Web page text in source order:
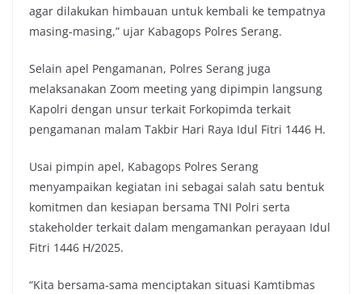
agar dilakukan himbauan untuk kembali ke tempatnya
masing-masing,” ujar Kabagops Polres Serang.
Selain apel Pengamanan, Polres Serang juga
melaksanakan Zoom meeting yang dipimpin langsung
Kapolri dengan unsur terkait Forkopimda terkait
pengamanan malam Takbir Hari Raya Idul Fitri 1446 H.
Usai pimpin apel, Kabagops Polres Serang
menyampaikan kegiatan ini sebagai salah satu bentuk
komitmen dan kesiapan bersama TNI Polri serta
stakeholder terkait dalam mengamankan perayaan Idul
Fitri 1446 H/2025.
“Kita bersama-sama menciptakan situasi Kamtibmas